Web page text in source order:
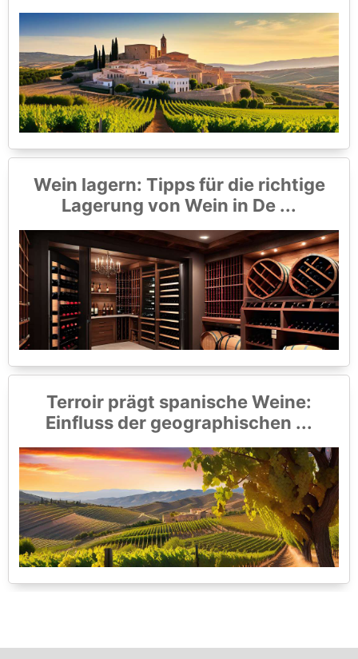
Wein lagern: Tipps für die richtige
Lagerung von Wein in De ...
Terroir prägt spanische Weine:
Einfluss der geographischen ...